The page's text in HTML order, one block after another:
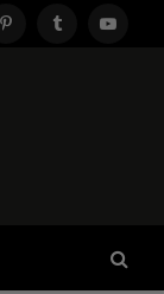
PinterestTumblr